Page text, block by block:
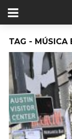
TAG - MÚSICA